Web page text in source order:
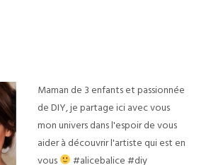
Maman de 3 enfants et passionnée
de DIY, je partage ici avec vous
mon univers dans l'espoir de vous
aider à découvrir l'artiste qui est en
vous
#alicebalice #diy